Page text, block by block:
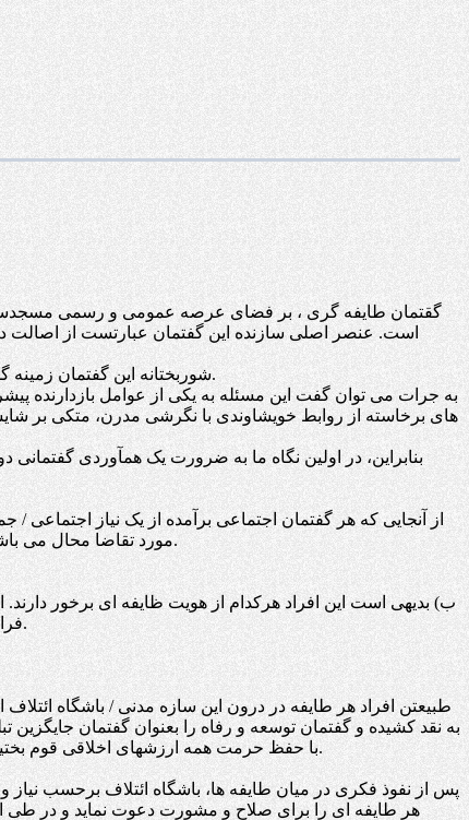
گقتمان طایفه گری ، بر فضای عرصه عمومی و رسمی
است. عنصر اصلی سازنده این گفتمان عبارتست از اصالت
شوربختانه این گفتمان زمینه گستر باند بازی های فساد انگیز اداری-سیاسی بسیاری گردیده است. بطوری که کلیت سیستم مدیریتی شهر را تحت سیطره خود قرار داده است.
به جرات می توان گفت این مسئله به یکی از عوامل
های برخاسته از روابط خویشاوندی با نگرشی مدرن، متکی بر
بنابراین، در اولین نگاه ما به ضرورت یک همآوردی
از آنجایی که هر گفتمان اجتماعی برآمده از یک نیاز
مورد تقاضا محال می باشد. از اینرو و بناگزیر، بایست کوشید تا از طریق نهادسازی مدنی، اسباب تحول و دگردیسی گفتمانی را در درون سیستم اجتماعی شهر تعبیه کرد.
ب) بدیهی است این افراد هرکدام از هویت ظایفه ای برخور
فراطایفه ای و برخاسته از مبانی فکری و ارزشی مدرن خواهد بود که اراده اش بر چیره سازی گفتمان توسعه و رفاه بر عرصه عمومی شهر است.
طبیعتن افراد هر طایفه در درون این سازه مدنی / باشگاه
به نقد کشیده و گفتمان توسعه و رفاه را بعنوان گفتمان جایگزین
با حفظ حرمت همه ارزشهای اخلاقی قوم بختیاری، بویژه در مصاف با مردان متنفذ و ریش سفیدان و چهره های موجه در طایفه و فامیل عرضه شود قطعن نافذ و پیروزمند میدان خواهد شد.
پس از نفوذ فکری در میان طایفه ها، باشگاه ائتلاف برحسب
هر طایفه ای را برای صلاح و مشورت دعوت نماید و در طی